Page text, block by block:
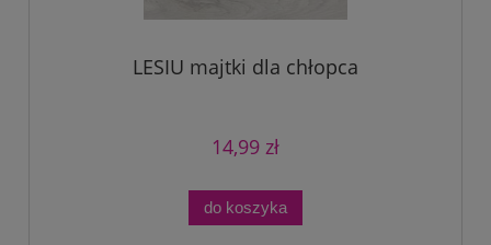
LESIU majtki dla chłopca
14,99 zł
do koszyka